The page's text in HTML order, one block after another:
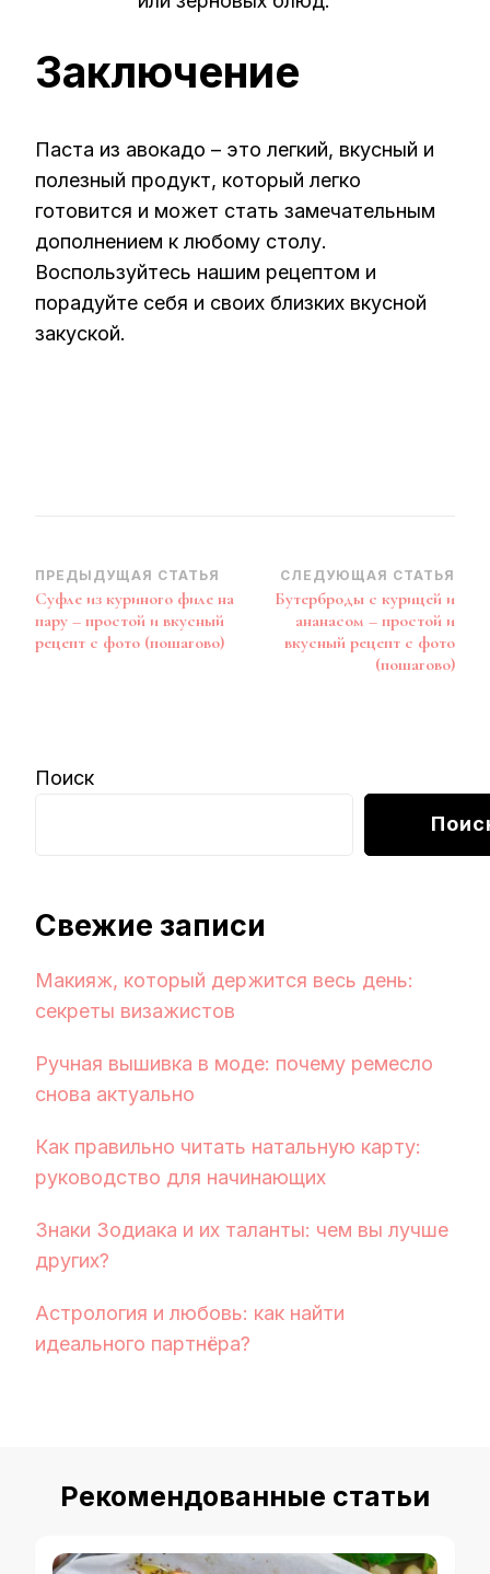
Заключение
Паста из авокадо – это легкий, вкусный и
полезный продукт, который легко
готовится и может стать замечательным
дополнением к любому столу.
Воспользуйтесь нашим рецептом и
порадуйте себя и своих близких вкусной
закуской.
Навигация
по
записям
ПРЕДЫДУЩАЯ СТАТЬЯ
Суфле из куриного филе на
пару – простой и вкусный
рецепт с фото (пошагово)
СЛЕДУЮЩАЯ СТАТЬЯ
Бутерброды с курицей и
ананасом – простой и
вкусный рецепт с фото
(пошагово)
Поиск
Свежие записи
Макияж, который держится весь день:
секреты визажистов
Ручная вышивка в моде: почему ремесло
снова актуально
Как правильно читать натальную карту:
руководство для начинающих
Знаки Зодиака и их таланты: чем вы лучше
других?
Астрология и любовь: как найти
идеального партнёра?
Рекомендованные статьи